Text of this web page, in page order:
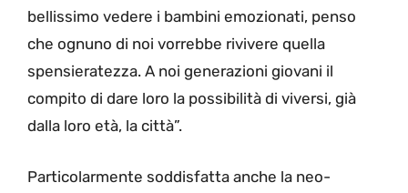
bellissimo vedere i bambini emozionati, penso
che ognuno di noi vorrebbe rivivere quella
spensieratezza. A noi generazioni giovani il
compito di dare loro la possibilità di viversi, già
dalla loro età, la città”.
Particolarmente soddisfatta anche la neo-